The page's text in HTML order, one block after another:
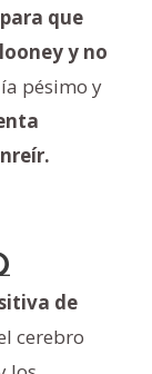
que
y no
pésimo y
de
cerebro